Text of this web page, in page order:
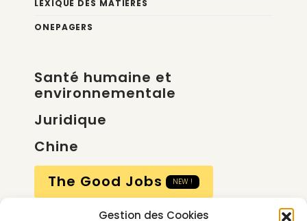
Gestion des Cookies
LEXIQUE DES MATIÈRES
ONEPAGERS
Santé humaine et
environnementale
Juridique
Chine
The Good Jobs
NEW !